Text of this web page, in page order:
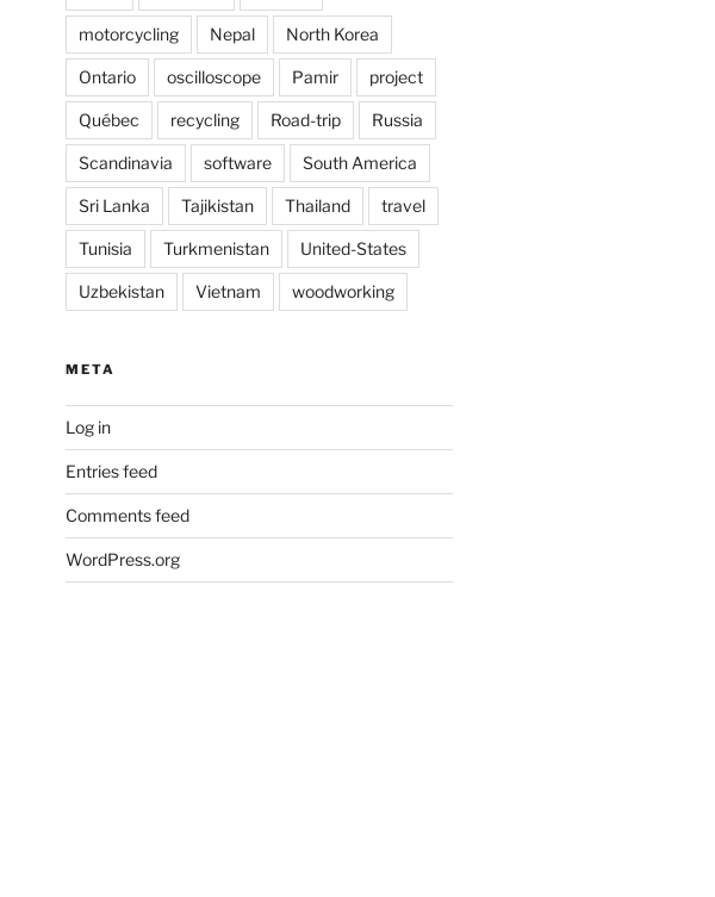
motorcycling Nepal North Korea
Ontario oscilloscope Pamir project
Québec recycling Road-trip Russia
Scandinavia software South America
Sri Lanka Tajikistan Thailand travel
Tunisia Turkmenistan United-States
Uzbekistan Vietnam woodworking
META
Log in
Entries feed
Comments feed
WordPress.org